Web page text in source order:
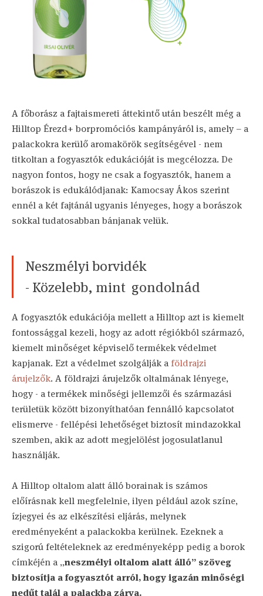
A főborász a fajtaismereti áttekintő után beszélt még a
Hilltop Érezd+ borpromóciós kampányáról is, amely – a
palackokra kerülő aromakörök segítségével - nem
titkoltan a fogyasztók edukációját is megcélozza. De
nagyon fontos, hogy ne csak a fogyasztók, hanem a
borászok is edukálódjanak: Kamocsay Ákos szerint
ennél a két fajtánál ugyanis lényeges, hogy a borászok
sokkal tudatosabban bánjanak velük.
Neszmélyi borvidék
- Közelebb, mint gondolnád
A fogyasztók edukációja mellett a Hilltop azt is kiemelt
fontossággal kezeli, hogy az adott régiókból származó,
kiemelt minőséget képviselő termékek védelmet
kapjanak. Ezt a védelmet szolgálják a földrajzi
árujelzők. A földrajzi árujelzők oltalmának lényege,
hogy - a termékek minőségi jellemzői és származási
területük között bizonyíthatóan fennálló kapcsolatot
elismerve - fellépési lehetőséget biztosít mindazokkal
szemben, akik az adott megjelölést jogosulatlanul
használják.
A Hilltop oltalom alatt álló borainak is számos
előírásnak kell megfelelnie, ilyen például azok színe,
ízjegyei és az elkészítési eljárás, melynek
eredményeként a palackokba kerülnek. Ezeknek a
szigorú feltételeknek az eredményeképp pedig a borok
címkéjén a „neszmélyi oltalom alatt álló” szöveg
biztosítja a fogyasztót arról, hogy igazán minőségi
nedűt talál a palackba zárva.